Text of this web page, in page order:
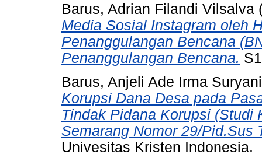
Barus, Adrian Filandi Vilsalva
Media Sosial Instagram oleh
Penanggulangan Bencana
Penanggulangan Bencana.
Barus, Anjeli Ade Irma
Korupsi Dana Desa pada
Tindak Pidana Korupsi (Studi
Semarang Nomor 29/Pid.Sus
Univesitas Kristen Indonesia.